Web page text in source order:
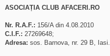
ASOCIAȚIA CLUB AFACERI.RO
Nr. R.A.F.: 156/A din 4.08.2010
C.I.F.: 27269648;
Adresa: sos. Barnova, nr. 29 B, Iasi.